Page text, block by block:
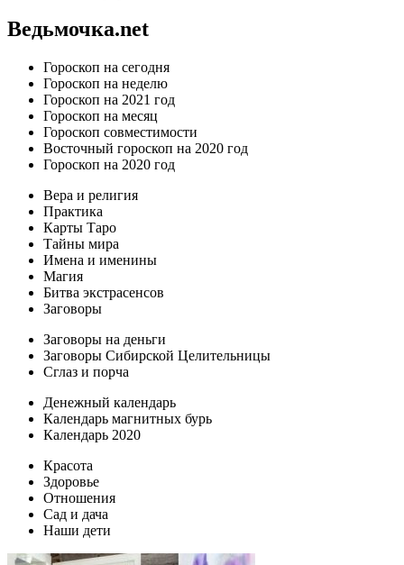
Ведьмочка.net
Гороскоп на сегодня
Гороскоп на неделю
Гороскоп на 2021 год
Гороскоп на месяц
Гороскоп совместимости
Восточный гороскоп на 2020 год
Гороскоп на 2020 год
Вера и религия
Практика
Карты Таро
Тайны мира
Имена и именины
Магия
Битва экстрасенсов
Заговоры
Заговоры на деньги
Заговоры Сибирской Целительницы
Сглаз и порча
Денежный календарь
Календарь магнитных бурь
Календарь 2020
Красота
Здоровье
Отношения
Сад и дача
Наши дети